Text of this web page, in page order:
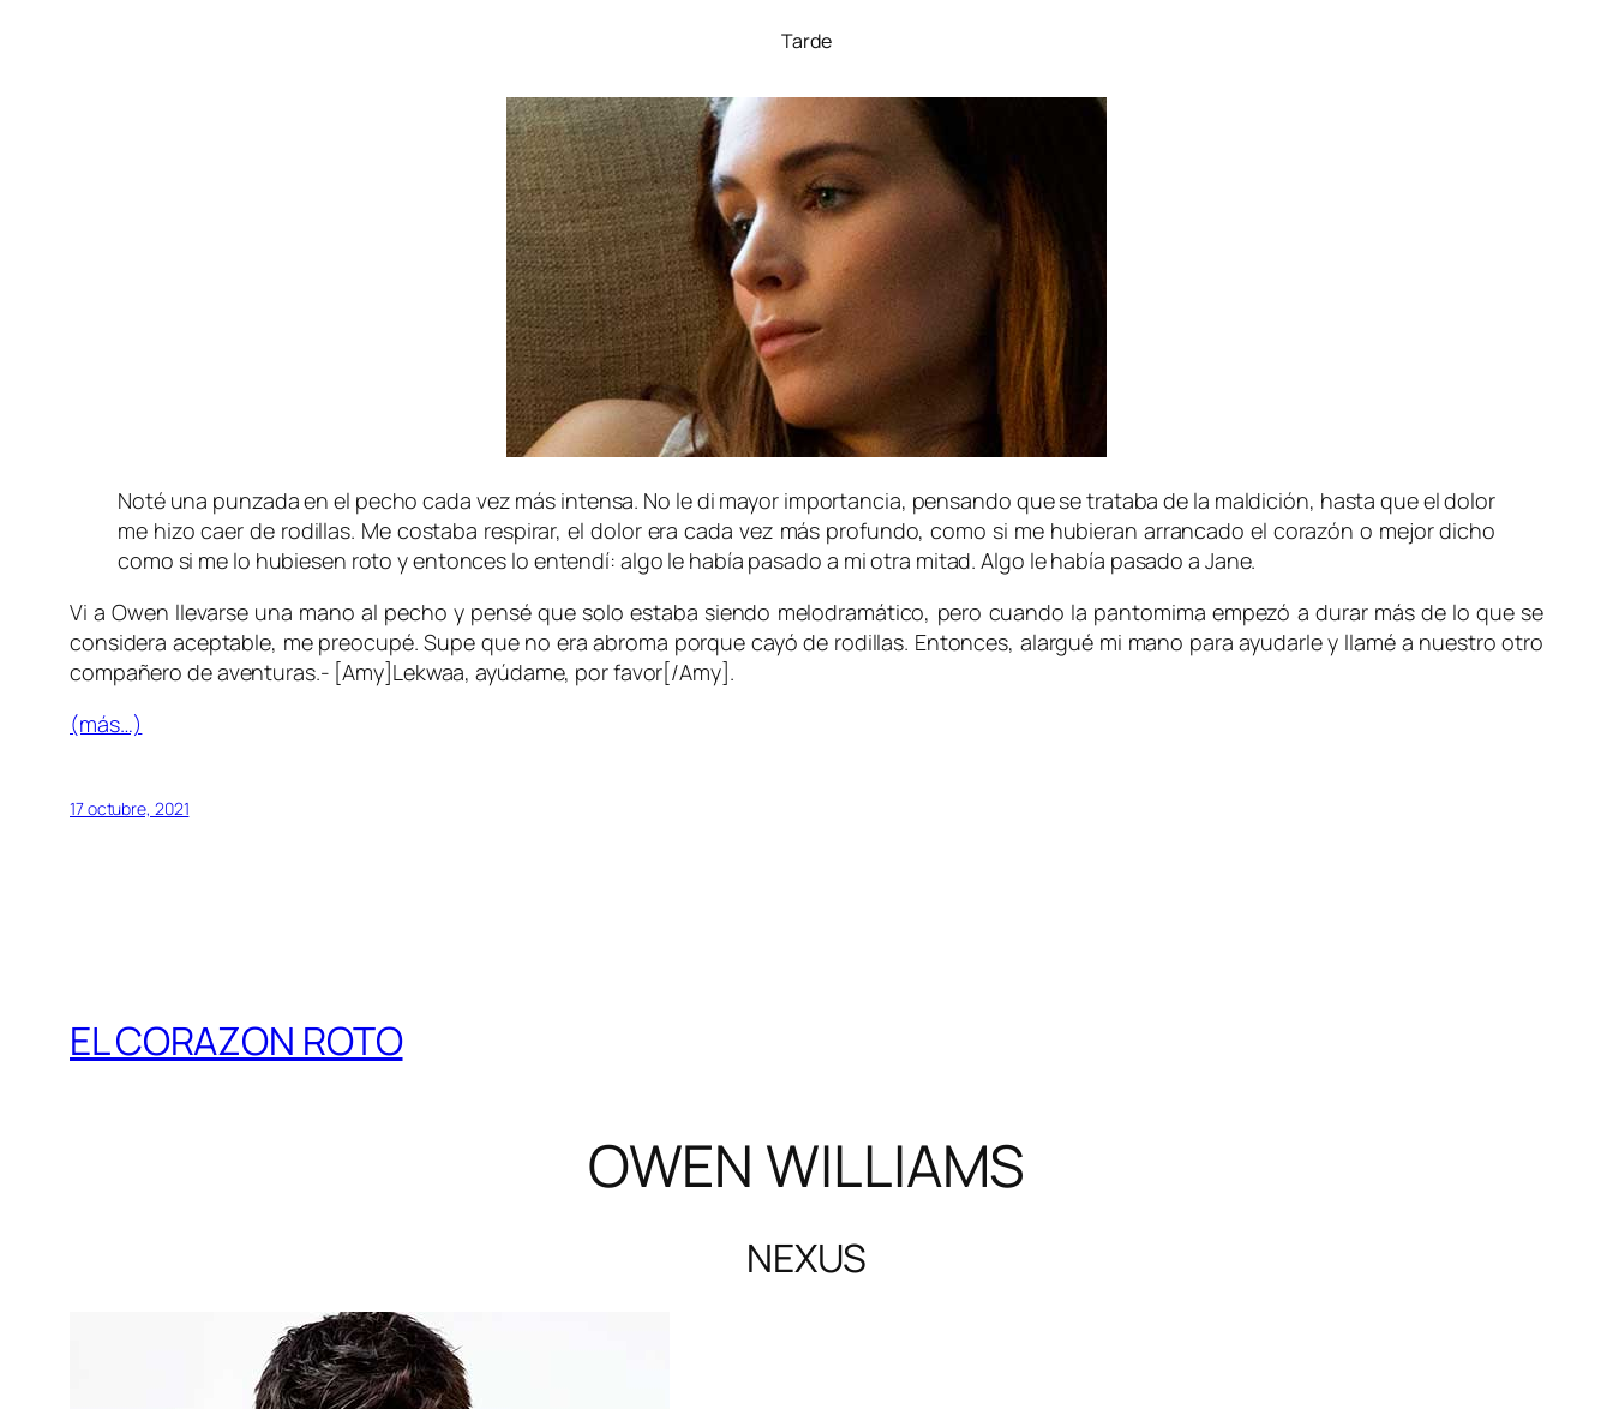
Tarde
Noté una punzada en el pecho cada vez más intensa. No le di mayor importancia, pensando que se trataba de la maldición, hasta que el dolor
me hizo caer de rodillas. Me costaba respirar, el dolor era cada vez más profundo, como si me hubieran arrancado el corazón o mejor dicho
como si me lo hubiesen roto y entonces lo entendí: algo le había pasado a mi otra mitad. Algo le había pasado a Jane.
Vi a Owen llevarse una mano al pecho y pensé que solo estaba siendo melodramático, pero cuando la pantomima empezó a durar más de lo que se
considera aceptable, me preocupé. Supe que no era abroma porque cayó de rodillas. Entonces, alargué mi mano para ayudarle y llamé a nuestro otro
compañero de aventuras.- [Amy]Lekwaa, ayúdame, por favor[/Amy].
(más…)
17 octubre, 2021
EL CORAZON ROTO
OWEN WILLIAMS
NEXUS